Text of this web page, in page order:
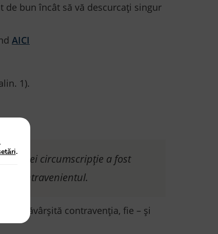
de bun încât să vă descurcați singur
AICI
1).
a cărei circumscripție a fost
contravenientul.
săvârșită contravenția, fie – și
.